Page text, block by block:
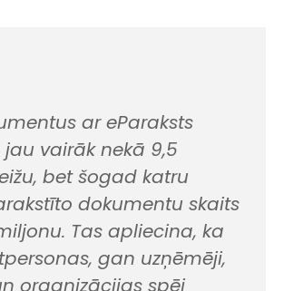
ar eParaksts
vairāk nekā 9,5
, bet šogad katru
dokumentu skaits
Tas apliecina, ka
gan uzņēmēji,